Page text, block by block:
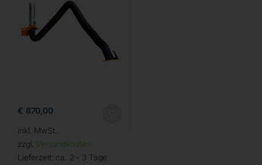
€ 870,00
inkl. MwSt.
zzgl. Versandkosten
Lieferzeit: ca. 2 - 3 Tage